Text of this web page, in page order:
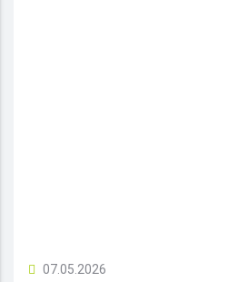
07.05.2026